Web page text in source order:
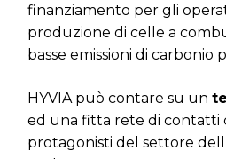
finanziamento per gli
produzione di celle a
basse emissioni di carbonio
HYVIA può contare su un
ed una fitta rete di contatti
protagonisti del settore